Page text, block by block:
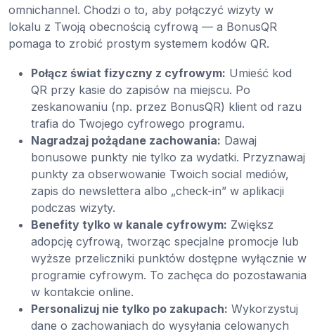
omnichannel. Chodzi o to, aby połączyć wizyty w
lokalu z Twoją obecnością cyfrową — a BonusQR
pomaga to zrobić prostym systemem kodów QR.
Połącz świat fizyczny z cyfrowym: Umieść kod
QR przy kasie do zapisów na miejscu. Po
zeskanowaniu (np. przez BonusQR) klient od razu
trafia do Twojego cyfrowego programu.
Nagradzaj pożądane zachowania: Dawaj
bonusowe punkty nie tylko za wydatki. Przyznawaj
punkty za obserwowanie Twoich social mediów,
zapis do newslettera albo „check-in” w aplikacji
podczas wizyty.
Benefity tylko w kanale cyfrowym: Zwiększ
adopcję cyfrową, tworząc specjalne promocje lub
wyższe przeliczniki punktów dostępne wyłącznie w
programie cyfrowym. To zachęca do pozostawania
w kontakcie online.
Personalizuj nie tylko po zakupach: Wykorzystuj
dane o zachowaniach do wysyłania celowanych